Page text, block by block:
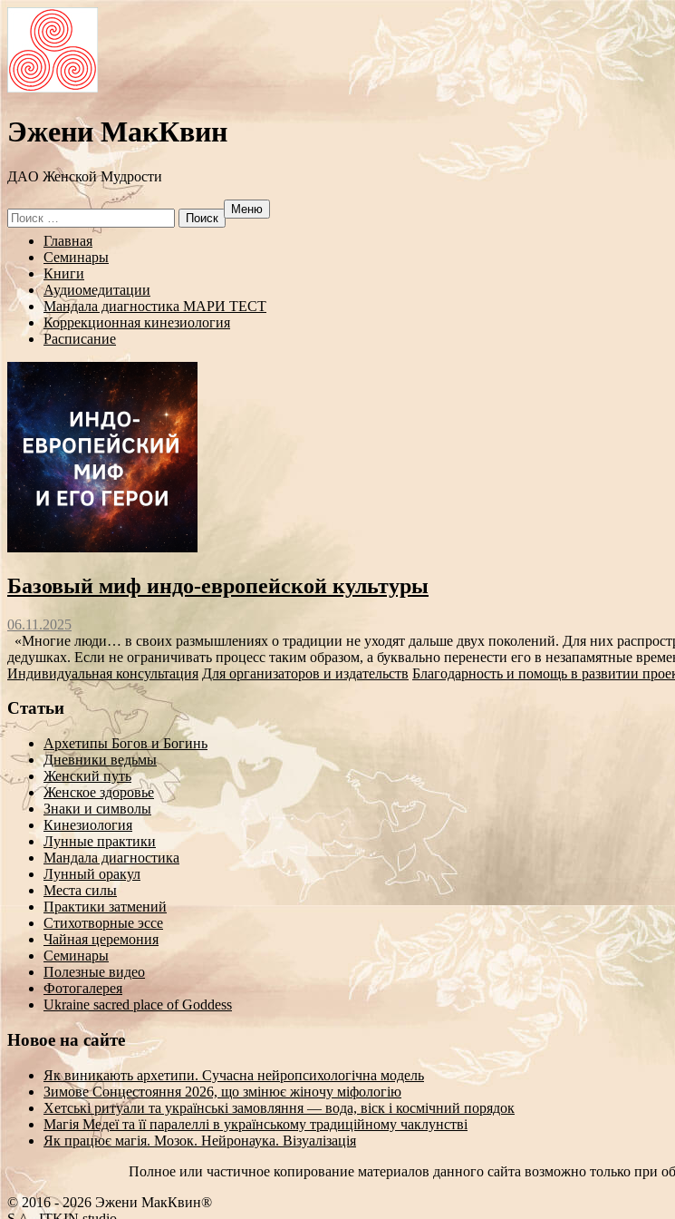
Эжени МакКвин
ДAO Женской Мудрости
Search
for:
Меню
Перейти
содержанию
Главная
Семинары
Книги
Аудиомедитации
Мандала диагностика МАРИ ТЕСТ
Коррекционная кинезиология
Расписание
Базовый миф индо-европейской культуры
06.11.2025
«Многие люди… в своих размышлениях о традиции не уходят дальше двух поколений. Для них
дедушках. Если не ограничивать процесс таким образом, а буквально перенести его в незапамятные
Индивидуальная консультация Для организаторов и издательств Благодарность и помощь в развитии
Статьи
Архетипы Богов и Богинь
Дневники ведьмы
Женский путь
Женское здоровье
Знаки и символы
Кинезиология
Лунные практики
Мандала диагностика
Лунный оракул
Места силы
Практики затмений
Стихотворные эссе
Чайная церемония
Семинары
Полезные видео
Фотогалерея
Ukraine sacred place of Goddess
Новое на сайте
Як виникають архетипи. Сучасна нейропсихологічна модель
Зимове Сонцестояння 2026, що змінює жіночу міфологію
Хетські ритуали та українські замовляння — вода, віск і космічний порядок
Магія Медеї та її паралеллі в українському традиційному чаклунстві
Як працює магія. Мозок. Нейронаука. Візуалізація
Полное или частичное копирование материалов данного сайта возможно только при
© 2016 - 2026 Эжени МакКвин®